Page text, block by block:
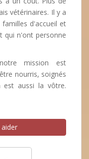
vétérinaires. Il y a
d'accueil et
qui n'ont personne
mission est
nourris, soignés
est aussi la vôtre.